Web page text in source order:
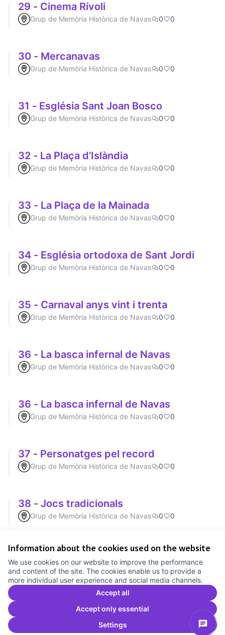
Information about the cookies used on the website
We use cookies on our website to improve the performance
and content of the site. The cookies enable us to provide a
more individual user experience and social media channels.
Accept all
Accept only essential
Settings
29 - Cinema Rívoli
Grup de Memòria Històrica de Navas 0 0
30 - Mercanavas
Grup de Memòria Històrica de Navas 0 0
31 - Església Sant Joan Bosco
Grup de Memòria Històrica de Navas 0 0
32 - La Plaça d’Islàndia
Grup de Memòria Històrica de Navas 0 0
33 - La Plaça de la Mainada
Grup de Memòria Històrica de Navas 0 0
34 - Església ortodoxa de Sant Jordi
Grup de Memòria Històrica de Navas 0 0
35 - Carnaval anys vint i trenta
Grup de Memòria Històrica de Navas 0 0
36 - La basca infernal de Navas
Grup de Memòria Històrica de Navas 0 0
36 - La basca infernal de Navas
Grup de Memòria Històrica de Navas 0 0
37 - Personatges pel record
Grup de Memòria Històrica de Navas 0 0
38 - Jocs tradicionals
Grup de Memòria Històrica de Navas 0 0
Cookie settings
Comunitat Canòdrom at Facebook
(External link)
Comunitat Canòdrom at Instagram
(External link)
Comunitat Canòdrom at YouTube
(External link)
English
Triar la llenguaElegir el idiomaChoose language
(External link)
Website made with